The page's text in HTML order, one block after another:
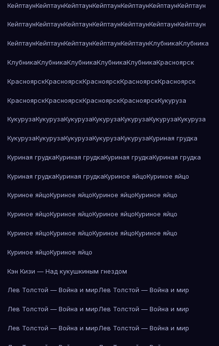
КейптаунКейптаунКейптаунКейптаунКейптаунКейптаунКейптаун
КейптаунКейптаунКейптаунКейптаунКейптаунКейптаунКейптаун
КейптаунКейптаунКейптаунКейптаунКейптаунКлубникаКлубника
КлубникаКлубникаКлубникаКлубникаКлубникаКрасноярск
КрасноярскКрасноярскКрасноярскКрасноярскКрасноярск
КрасноярскКрасноярскКрасноярскКрасноярскКукуруза
КукурузаКукурузаКукурузаКукурузаКукурузаКукурузаКукуруза
КукурузаКукурузаКукурузаКукурузаКукурузаКуриная грудка
Куриная грудкаКуриная грудкаКуриная грудкаКуриная грудка
Куриная грудкаКуриная грудкаКуриное яйцоКуриное яйцо
Куриное яйцоКуриное яйцоКуриное яйцоКуриное яйцо
Куриное яйцоКуриное яйцоКуриное яйцоКуриное яйцо
Куриное яйцоКуриное яйцоКуриное яйцоКуриное яйцо
Куриное яйцоКуриное яйцо
Кэн Кизи — Над кукушкиным гнездом
Лев Толстой — Война и мирЛев Толстой — Война и мир
Лев Толстой — Война и мирЛев Толстой — Война и мир
Лев Толстой — Война и мирЛев Толстой — Война и мир